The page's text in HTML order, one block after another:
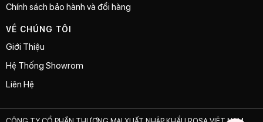
Chính sách bảo hành và đổi hàng
VỀ CHÚNG TÔI
Giới Thiệu
Hệ Thống Showrom
Liên Hệ